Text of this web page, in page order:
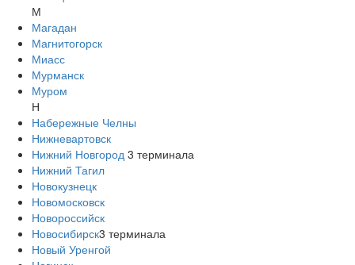
М
Магадан
Магнитогорск
Миасс
Мурманск
Муром
Н
Набережные Челны
Нижневартовск
Нижний Новгород 3 терминала
Нижний Тагил
Новокузнецк
Новомосковск
Новороссийск
Новосибирск3 терминала
Новый Уренгой